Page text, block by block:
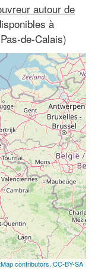
autour de
à
de-Calais)
contributors,CC-BY-SA